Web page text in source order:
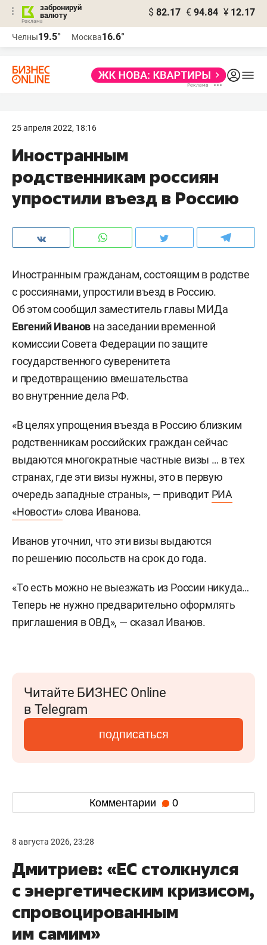
забронируй
валюту
$ 82.17 € 94.84 ¥ 12.17
Челны19.5° Москва16.6°
25 апреля 2022, 18:16
Иностранным
родственникам россиян
упростили въезд в Россию
Иностранным гражданам, состоящим в родстве
с россиянами, упростили въезд в Россию.
Об этом сообщил заместитель главы МИДа
Евгений Иванов на заседании временной
комиссии Совета Федерации по защите
государственного суверенитета
и предотвращению вмешательства
во внутренние дела РФ.
«В целях упрощения въезда в Россию близким
родственникам российских граждан сейчас
выдаются многократные частные визы … в тех
странах, где эти визы нужны, это в первую
очередь западные страны», — приводит РИА
«Новости»слова Иванова.
Иванов уточнил, что эти визы выдаются
по решению посольств на срок до года.
«То есть можно не выезжать из России никуда…
Теперь не нужно предварительно оформлять
приглашения в ОВД», — сказал Иванов.
Читайте БИЗНЕС Online
в Telegram
подписаться
Комментарии 0
8 августа 2026, 23:28
Дмитриев: «ЕС столкнулся
с энергетическим кризисом,
спровоцированным
им самим»